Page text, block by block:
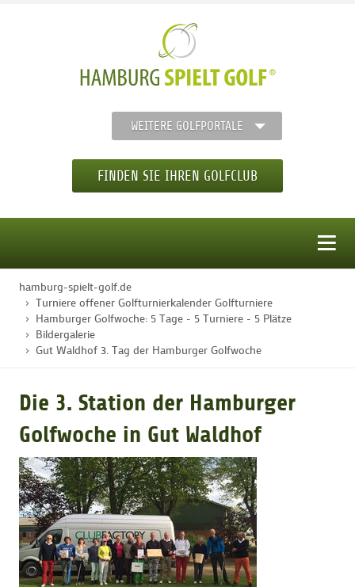
WEITERE GOLFPORTALE
FINDEN SIE IHREN GOLFCLUB
STARTSEITE
GOLFREGION
GOLFTURNIERE
MITGLIEDSCHAFT
GOLF NEWS
hamburg-spielt-golf.de
Turniere offener Golfturnierkalender Golfturniere
Hamburger Golfwoche: 5 Tage - 5 Turniere - 5 Plätze
Bildergalerie
Gut Waldhof 3. Tag der Hamburger Golfwoche
Die 3. Station der Hamburger
Golfwoche in Gut Waldhof